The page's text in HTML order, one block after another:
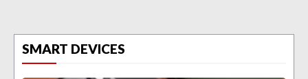
SMART DEVICES